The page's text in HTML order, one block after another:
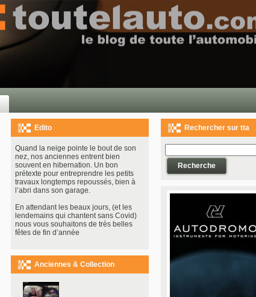
Edito
Quand la neige pointe le bout de son
nez, nos anciennes entrent bien
souvent en hibernation. Un bon
prétexte pour entreprendre les petits
travaux longtemps repoussés, bien à
l’abri dans son garage.
En attendant les beaux jours, (et les
lendemains qui chantent sans Covid)
nous vous souhaitons de très belles
fêtes de fin d’année
Anciennes & Collection
Rechercher sur tta